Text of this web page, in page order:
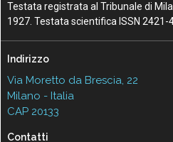
Testata registrata al Tribunale di
1927. Testata scientifica ISSN 2421-
Indirizzo
Via Moretto da Brescia, 22
Milano - Italia
CAP 20133
Contatti